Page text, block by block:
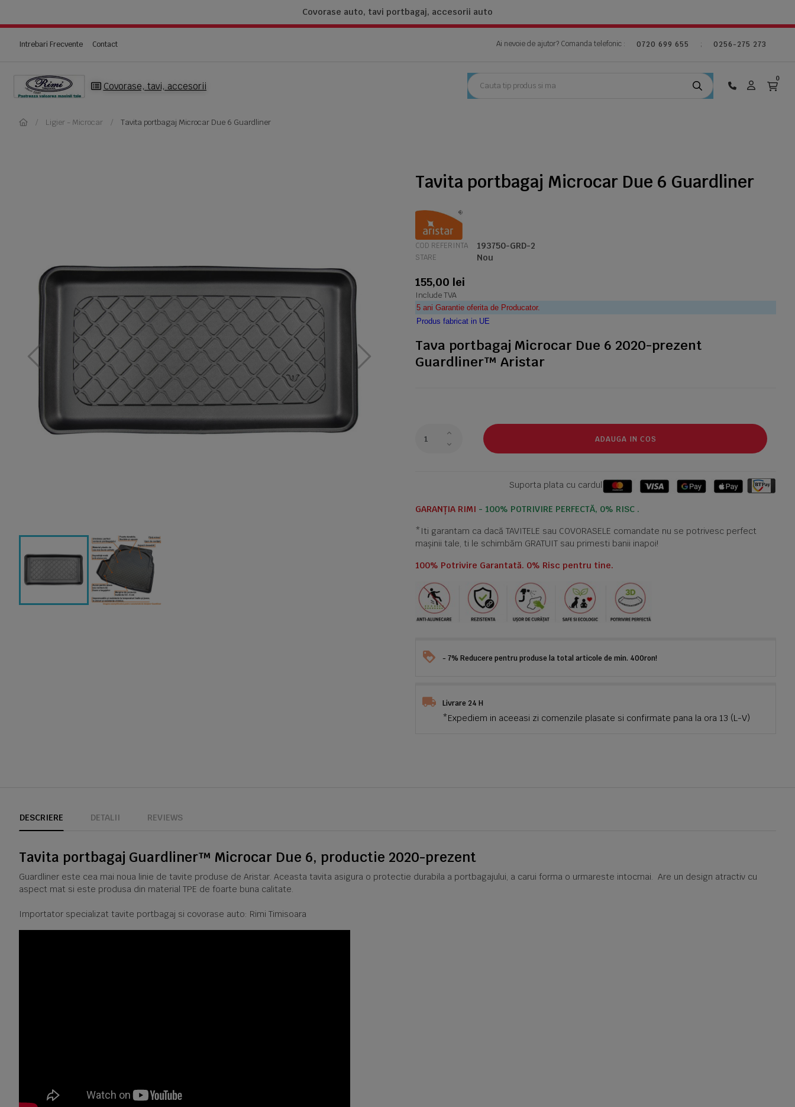
Covorase auto, tavi portbagaj, accesorii auto
Intrebari Frecvente Contact Ai nevoie de ajutor? Comanda telefonic : 0720 699 655 ; 0256-275 273
Covorase, tavi, accesorii
0
Ligier - Microcar Tavita portbagaj Microcar Due 6 Guardliner
Tavita portbagaj Microcar Due 6 Guardliner
COD REFERINTA 193750-GRD-2
STARE Nou
155,00 lei
Include TVA
5 ani Garantie oferita de Producator.
Produs fabricat in UE
Tava portbagaj Microcar Due 6 2020-prezent
Guardliner™ Aristar
ADAUGA IN COS
Suporta plata cu cardul
GARANȚIA RIMI - 100% POTRIVIRE PERFECTĂ, 0% RISC .
*Iti garantam ca dacă TAVITELE sau COVORASELE comandate nu se potrivesc perfect
mașinii tale, ti le schimbăm GRATUIT sau primesti banii inapoi!
100% Potrivire Garantată. 0% Risc pentru tine.
- 7% Reducere pentru produse la total articole de min. 400ron!
Livrare 24 H
*Expediem in aceeasi zi comenzile plasate si confirmate pana la ora 13 (L-V)
DESCRIERE DETALII REVIEWS
Tavita portbagaj Guardliner™ Microcar Due 6, productie 2020-prezent
Guardliner este cea mai noua linie de tavite produse de Aristar. Aceasta tavita asigura o protectie durabila a portbagajului, a carui forma o urmareste intocmai. Are un design atractiv cu
aspect mat si este produsa din material TPE de foarte buna calitate.
Importator specializat tavite portbagaj si covorase auto: Rimi Timisoara